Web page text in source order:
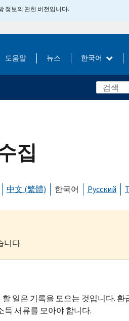
정보의 관헌 버전입니다.
도움말 뉴스 한국어
집
中文 (繁體) 한국어 Русский
니다.
일은 기록을 모으는 것입니다. 환
득 서류를 모아야 합니다.